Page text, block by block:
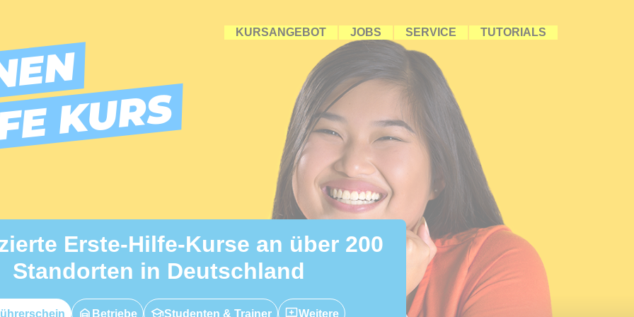
KURSANGEBOT JOBS SERVICE TUTORIALS
KURS
Erste-Hilfe-Kurse an über 200
Standorten in Deutschland
Betriebe Studenten & Trainer Weitere